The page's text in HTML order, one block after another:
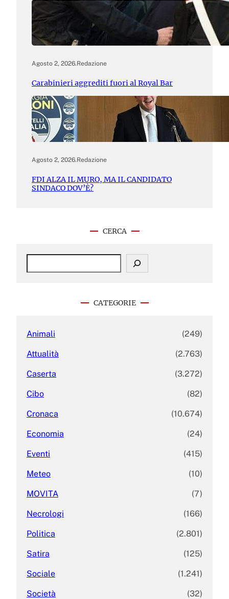
Agosto 2, 2026.Redazione
Carabinieri aggrediti fuori al Royal Bar
Agosto 2, 2026.Redazione
FDI ALZA IL MURO, MA IL CANDIDATO
SINDACO DOV’È?
CERCA
S
CATEGORIE
Animali (249)
Attualità (2.763)
Caserta (3.272)
Cibo (82)
Cronaca (10.674)
Economia (24)
Eventi (415)
Meteo (10)
MOVITA (7)
Necrologi (166)
Politica (2.801)
Satira (125)
Sociale (1.241)
Società (32)